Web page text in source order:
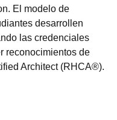
El modelo de
desarrollen
las credenciales
reconocimientos de
Architect (RHCA®).